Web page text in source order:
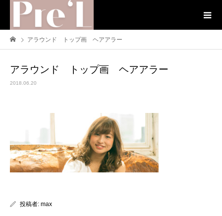
アラウンド トップ画 ヘアアラー
アラウンド トップ画 ヘアアラー
2018.06.20
投稿者: max